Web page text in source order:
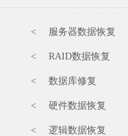
< 服务器数据恢复
< RAID数据恢复
< 数据库修复
< 硬件数据恢复
< 逻辑数据恢复